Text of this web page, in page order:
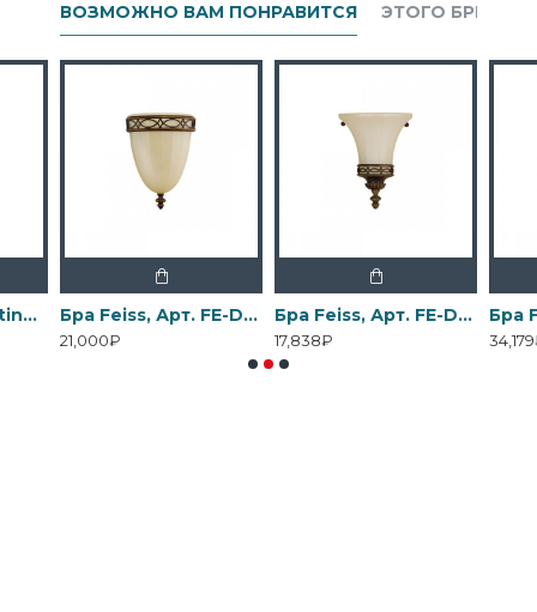
ВОЗМОЖНО ВАМ ПОНРАВИТСЯ ЭТОГО БРЕНДА
Бра Elstead Lighting, Арт. DL-COSMOS1 Бра Feiss, Арт. FE-DRAWING-ROOM-WU1
21,000₽
Бра Feiss, Арт. FE-DRAWING-ROOM-WU2
17,838₽